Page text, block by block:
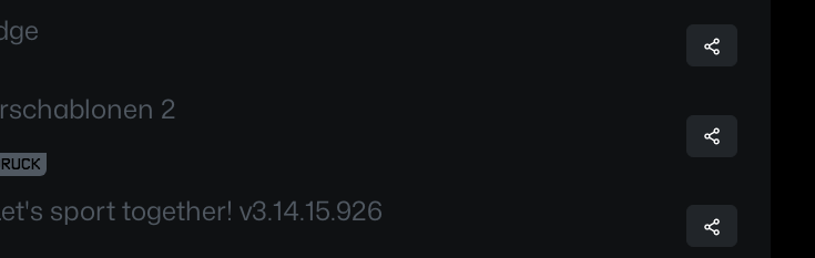
2
sport together! v3.14.15.926